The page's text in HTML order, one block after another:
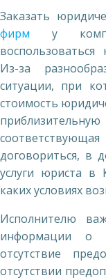
Заказать
фирм у
Из-за
ситуации, при
стоимость
договориться, в
услуги юриста в
каких условиях
Исполнителю
информации о
отсутствие
отсутствии